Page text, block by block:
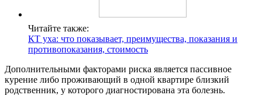
Читайте также:
КТ уха: что показывает, преимущества, показания и
противопоказания, стоимость
Дополнительными факторами риска является пассивное
курение либо проживающий в одной квартире близкий
родственник, у которого диагностирована эта болезнь.